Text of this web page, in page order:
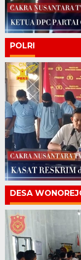
POLRI
DESA